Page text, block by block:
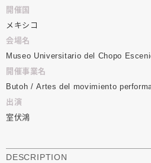
開催国
メキシコ
会場名
Museo Universitario del Chopo
開催事業名
Butoh / Artes del movimiento
出演
室伏鴻
DESCRIPTION